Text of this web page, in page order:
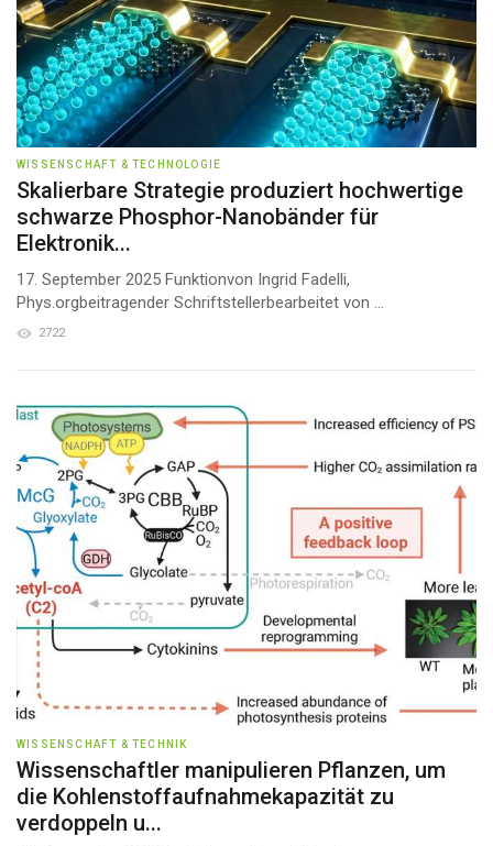
WISSENSCHAFT & TECHNOLOGIE
Skalierbare Strategie produziert hochwertige
schwarze Phosphor-Nanobänder für
Elektronik...
17. September 2025 Funktionvon Ingrid Fadelli,
Phys.orgbeitragender Schriftstellerbearbeitet von ...
2722
WISSENSCHAFT & TECHNIK
Wissenschaftler manipulieren Pflanzen, um
die Kohlenstoffaufnahmekapazität zu
verdoppeln u...